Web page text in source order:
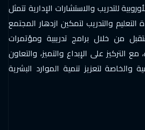
للتدريب والاستشارات الإدارية تتمثل
والتدريب لتمكين ازدهار المجتمع
من خلال برامج تدريبية ومؤتمرات
التركيز على الإبداع والتميز، والتعاون
والخاصة لتعزيز تنمية الموارد البشرية